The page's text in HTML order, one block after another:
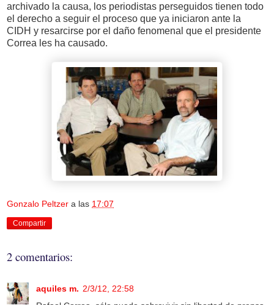
archivado la causa, los periodistas perseguidos tienen todo
el derecho a seguir el proceso que ya iniciaron ante la
CIDH y resarcirse por el daño fenomenal que el presidente
Correa les ha causado.
Gonzalo Peltzer a las 17:07
Compartir
2 comentarios:
aquiles m. 2/3/12, 22:58